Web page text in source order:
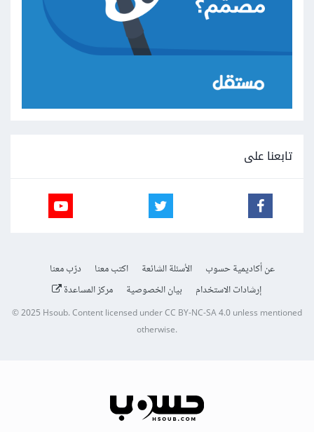
تابعنا على
عن أكاديمية حسوب الأسئلة الشائعة اكتب معنا
درّب معنا
إرشادات الاستخدام
بيان الخصوصية مركز المساعدة
© 2025Hsoub.Content licensed underCC BY-NC-SA 4.0unless mentioned
otherwise.